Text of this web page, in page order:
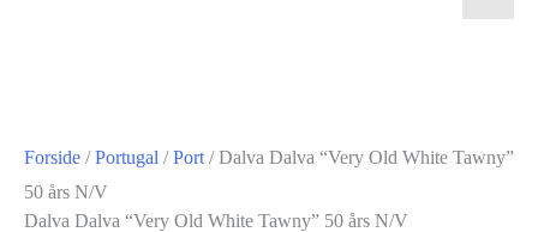
Forside /Portugal /Port / Dalva Dalva “Very Old White Tawny”
50 års N/V
Dalva Dalva “Very Old White Tawny” 50 års N/V